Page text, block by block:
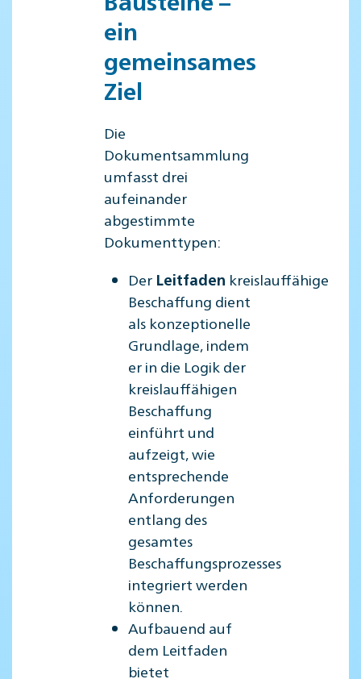
ein
gemeinsames
Ziel
Die
Dokumentsammlung
umfasst drei
aufeinander
abgestimmte
Dokumenttypen:
Der Leitfaden kreislauffähige
Beschaffung dient
als konzeptionelle
Grundlage, indem
er in die Logik der
kreislauffähigen
Beschaffung
einführt und
aufzeigt, wie
entsprechende
Anforderungen
entlang des
gesamtes
Beschaffungsprozesses
integriert werden
können.
Aufbauend auf
dem Leitfaden
bietet